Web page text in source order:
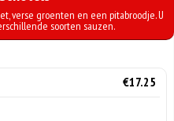
verse groenten en een pitabroodje. U
soorten sauzen.
€17.25